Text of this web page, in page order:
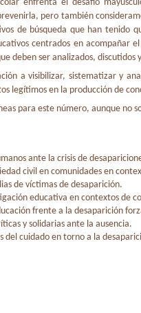
enfrenta el desafío
pero también
de búsqueda que han tenido
centrados en acompañar
deben ser analizados,
a visibilizar, sistematizar y
legítimos en la producción de
para este número, aunque no
ante la crisis de
civil en comunidades en
de víctimas de desaparición.
educativa en contextos de
frente a la desaparición
y solidarias ante la ausencia.
del cuidado en torno a la